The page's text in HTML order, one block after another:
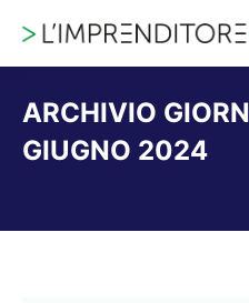
ARCHIVIO
GIUGNO 2024